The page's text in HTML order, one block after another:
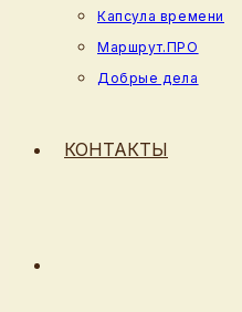
Капсула времени
Маршрут.ПРО
Добрые дела
КОНТАКТЫ